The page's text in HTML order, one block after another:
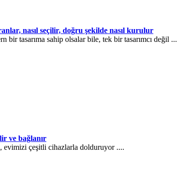
nasıl seçilir, doğru şekilde nasıl kurulur
bir tasarıma sahip olsalar bile, tek bir tasarımcı değil ...
ve bağlanır
evimizi çeşitli cihazlarla dolduruyor ....